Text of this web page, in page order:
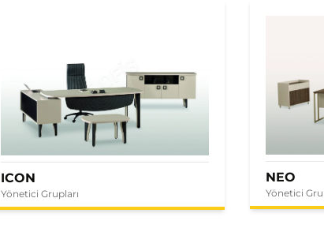
ICON
Yönetici Grupları
NEO
Yönetici